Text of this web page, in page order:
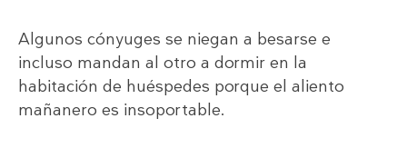
Algunos cónyuges se niegan a besarse e
incluso mandan al otro a dormir en la
habitación de huéspedes porque el aliento
mañanero es insoportable.